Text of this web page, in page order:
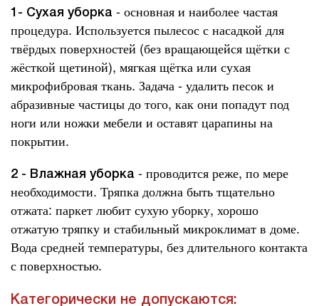
1- Сухая уборка - основная и наиболее частая
процедура. Используется пылесос с насадкой для
твёрдых поверхностей (без вращающейся щётки с
жёсткой щетиной), мягкая щётка или сухая
микрофибровая ткань. Задача - удалить песок и
абразивные частицы до того, как они попадут под
ноги или ножки мебели и оставят царапины на
покрытии.
2 - Влажная уборка - проводится реже, по мере
необходимости. Тряпка должна быть тщательно
отжата: паркет любит сухую уборку, хорошо
отжатую тряпку и стабильный микроклимат в доме.
Вода средней температуры, без длительного контакта
с поверхностью.
Категорически не допускаются: